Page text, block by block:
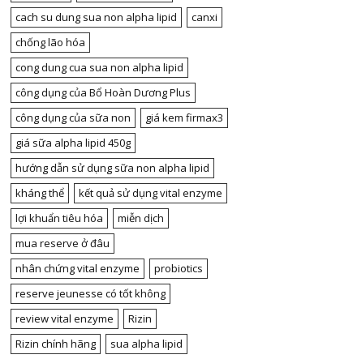
cach su dung sua non alpha lipid
canxi
chống lão hóa
cong dung cua sua non alpha lipid
công dụng của Bổ Hoàn Dương Plus
công dụng của sữa non
giá kem firmax3
giá sữa alpha lipid 450g
hướng dẫn sử dụng sữa non alpha lipid
kháng thể
kết quả sử dụng vital enzyme
lợi khuẩn tiêu hóa
miễn dịch
mua reserve ở đâu
nhân chứng vital enzyme
probiotics
reserve jeunesse có tốt không
review vital enzyme
Rizin
Rizin chính hãng
sua alpha lipid